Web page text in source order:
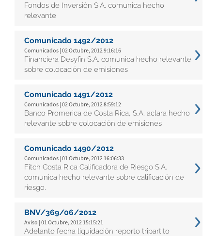
Fondos de Inversión S.A. comunica hecho
relevante
Comunicado 1492/2012
Comunicados | 02 Octubre, 2012 9:16:16
Financiera Desyfin S.A. comunica hecho relevante
sobre colocación de emisiones
Comunicado 1491/2012
Comunicados | 02 Octubre, 2012 8:59:12
Banco Promerica de Costa Rica, S.A. aclara hecho
relevante sobre colocación de emisiones
Comunicado 1490/2012
Comunicados | 01 Octubre, 2012 16:06:33
Fitch Costa Rica Calificadora de Riesgo S.A.
comunica hecho relevante sobre calificación de
riesgo.
BNV/369/06/2012
Aviso | 01 Octubre, 2012 15:15:21
Adelanto fecha liquidación reporto tripartito